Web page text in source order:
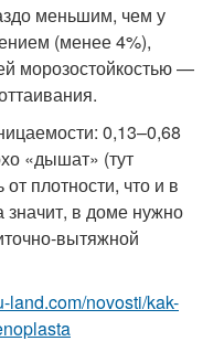
меньшим, чем у
(менее 4%),
морозостойкостью —
0,13–0,68
«дышат» (тут
плотности, что и в
значит, в доме нужно
вытяжной
land.com/novosti/kak-